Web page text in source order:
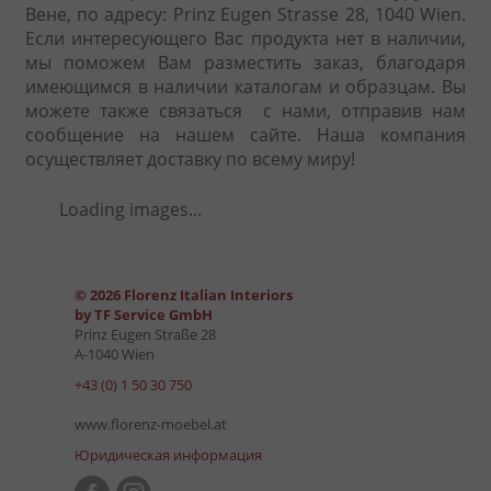
Вене, по адресу: Prinz Eugen Strasse 28, 1040 Wien.
Если интересующего Вас продукта нет в наличии,
мы поможем Вам разместить заказ, благодаря
имеющимся в наличии каталогам и образцам. Вы
можете также связаться с нами, отправив нам
сообщение на нашем сайте. Наша компания
осуществляет доставку по всему миру!
Loading images...
© 2026 Florenz Italian Interiors
by TF Service GmbH
Prinz Eugen Straße 28
A-1040 Wien
+43 (0) 1 50 30 750
www.florenz-moebel.at
Юридическая информация